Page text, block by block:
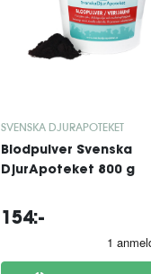
SVENSKA DJURAPOTEKET
Blodpulver Svenska
DjurApoteket 800 g
154:-